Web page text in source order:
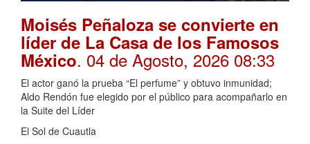
Moisés Peñaloza se convierte en
líder de La Casa de los Famosos
México. 04 de Agosto, 2026 08:33
El actor ganó la prueba “El perfume” y obtuvo inmunidad;
Aldo Rendón fue elegido por el público para acompañarlo en
la Suite del Líder
El Sol de Cuautla